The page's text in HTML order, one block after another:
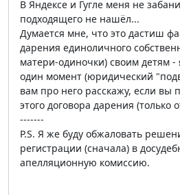
В Яндексе и Гугле меня не
подходящего не нашёл...
Думается мне, что это дастиш
дарения единоличного
матери-одиночки) своим детям -
один момент (юридический
вам про него расскажу, если вы
этого договора дарения (только
-------
P.S. Я же буду обжаловать
регистрации (сначала) в
апелляционную комиссию.